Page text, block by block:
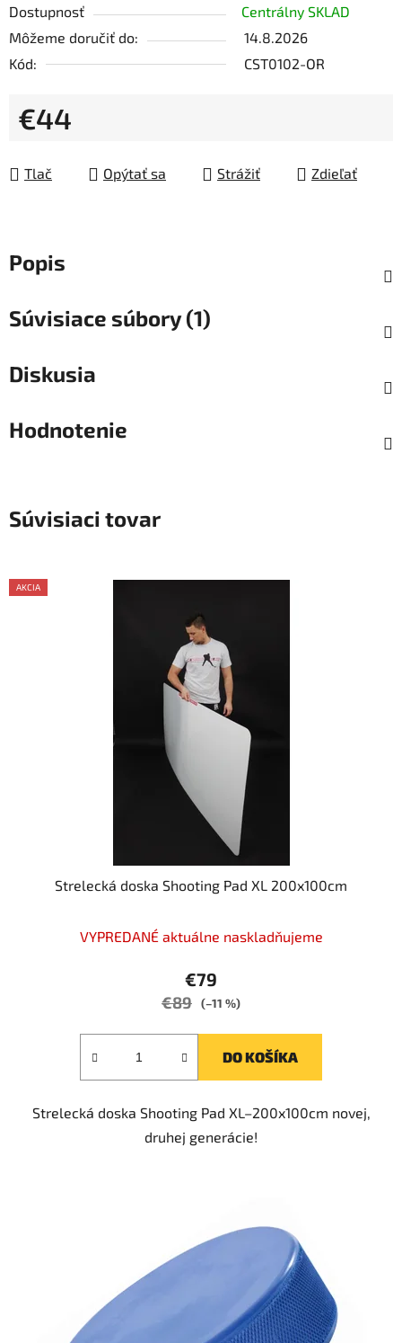
Dostupnosť
Centrálny SKLAD
Môžeme doručiť do:
14.8.2026
Kód:
CST0102-OR
€44
Tlač
Opýtať sa Strážiť Zdieľať
Popis
Súvisiace súbory (1)
Diskusia
Hodnotenie
Súvisiaci tovar
AKCIA
Strelecká doska Shooting Pad XL 200x100cm
hodnotenie
produktu
je
VYPREDANÉ aktuálne naskladňujeme
€79
€89 (–11 %)
DO KOŠÍKA
Strelecká doska Shooting Pad XL–200x100cm novej,
druhej generácie!